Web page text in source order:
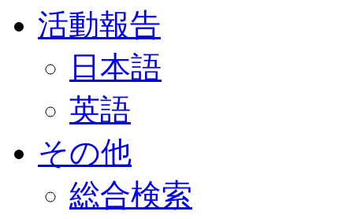
活動報告
日本語
英語
その他
総合検索